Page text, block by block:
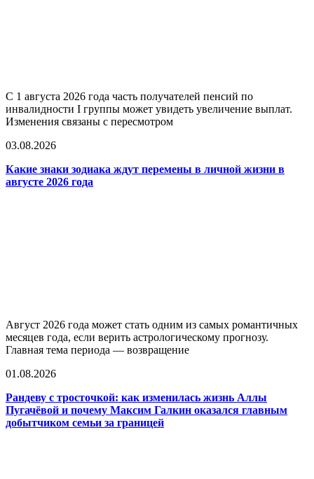
С 1 августа 2026 года часть получателей пенсий по
инвалидности I группы может увидеть увеличение выплат.
Изменения связаны с пересмотром
03.08.2026
Какие знаки зодиака ждут перемены в личной жизни в
августе 2026 года
Август 2026 года может стать одним из самых романтичных
месяцев года, если верить астрологическому прогнозу.
Главная тема периода — возвращение
01.08.2026
Рандеву с тросточкой: как изменилась жизнь Аллы
Пугачёвой и почему Максим Галкин оказался главным
добытчиком семьи за границей